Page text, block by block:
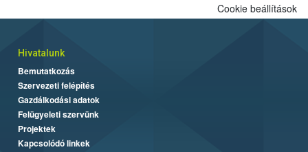
Cookie beállítások
Hivatalunk
Bemutatkozás
Szervezeti felépítés
Gazdálkodási adatok
Felügyeleti szervünk
Projektek
Kapcsolódó linkek